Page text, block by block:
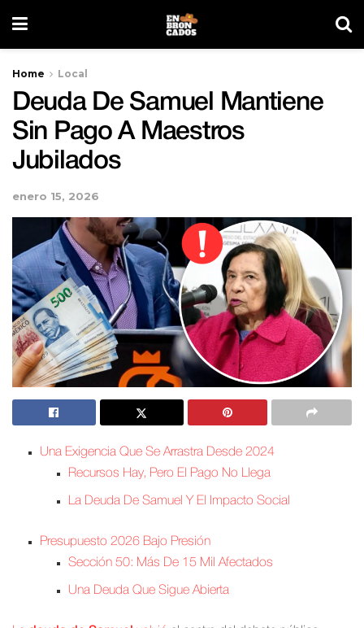
Home Local
Deuda De Samuel Mantiene
Sin Pago A Maestros
Jubilados
enero 15, 2026
Una Exigencia Que Se Arrastra Desde 2024
Recursos Hay, Pero El Pago No Llega
La Deuda De Samuel Y El Impacto Social
Presupuesto 2026 Bajo Presión
Sección 50: Más De 15 Mil Afectados
Una Deuda Que Sigue Abierta